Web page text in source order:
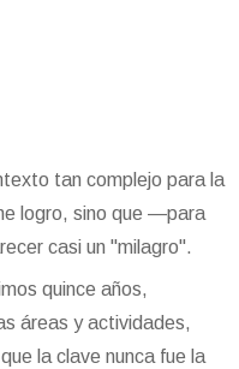
tan complejo para la
logro, sino que —para
casi un "milagro".
quince años,
áreas y actividades,
la clave nunca fue la